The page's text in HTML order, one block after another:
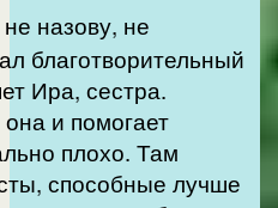
назову, не
благотворительный
Ира, сестра.
и помогает
плохо. Там
способные лучше